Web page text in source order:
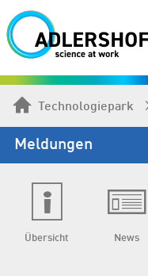
Technologiepark
Meldungen
Übersicht News